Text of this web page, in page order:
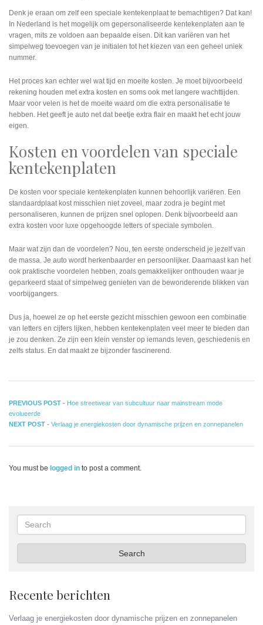
Denk je eraan om zelf een speciale kentekenplaat te bemachtigen? Dat kan!
In Nederland is het mogelijk om gepersonaliseerde kentekenplaten aan te
vragen, mits ze voldoen aan bepaalde eisen. Dit kan variëren van het
simpelweg toevoegen van je initialen tot het kiezen van een geheel uniek
nummer.
Het proces kan echter wel wat tijd en moeite kosten. Je moet bijvoorbeeld
rekening houden met extra kosten en soms ook met langere wachttijden.
Maar voor velen is het de moeite waard om die extra personalisatie te
hebben. Het geeft je auto net dat beetje extra flair en maakt het echt jouw
eigen.
Kosten en voordelen van speciale
kentekenplaten
De kosten voor speciale kentekenplaten kunnen behoorlijk variëren. Een
standaardplaat kost misschien niet zoveel, maar zodra je begint met
personaliseren, kunnen de prijzen snel oplopen. Denk bijvoorbeeld aan
extra kosten voor luxe opgehoogde letters of speciale symbolen.
Maar wat zijn dan de voordelen? Nou, ten eerste onderscheid je jezelf van
de massa. Je auto wordt herkenbaarder en persoonlijker. Daarnaast kan het
ook praktische voordelen hebben, zoals gemakkelijker onthouden waar je
geparkeerd staat of simpelweg genieten van de bewonderende blikken van
voorbijgangers.
Dus ja, hoewel ze op het eerste gezicht misschien gewoon een combinatie
van letters en cijfers lijken, hebben kentekenplaten veel meer te bieden dan
je zou denken. Ze zijn een klein venster op iemands leven, geschiedenis en
zelfs status. En dat maakt ze bijzonder fascinerend.
Bericht
navigatie
PREVIOUS POST - Previous
Hoe streetwear van subcultuur naar mainstream mode
evolueerde
NEXT POST - Next
Verlaag je energiekosten door dynamische prijzen en zonnepanelen
You must be logged in to post a comment.
Search
Search
Recente berichten
Verlaag je energiekosten door dynamische prijzen en zonnepanelen